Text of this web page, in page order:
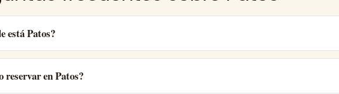
está Patos?
reservar en Patos?